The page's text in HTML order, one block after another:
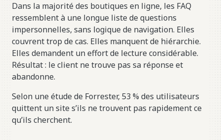
Dans la majorité des boutiques en ligne, les FAQ
ressemblent à une longue liste de questions
impersonnelles, sans logique de navigation. Elles
couvrent trop de cas. Elles manquent de hiérarchie.
Elles demandent un effort de lecture considérable.
Résultat : le client ne trouve pas sa réponse et
abandonne.
Selon une étude de Forrester, 53 % des utilisateurs
quittent un site s’ils ne trouvent pas rapidement ce
qu’ils cherchent.